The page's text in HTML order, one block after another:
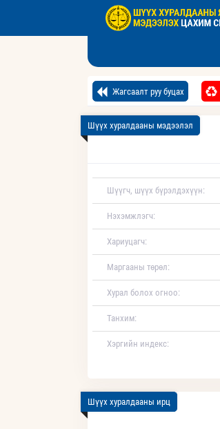
Жагсаалт руу буцах
Шүүх хуралдааны мэдээлэл
Шүүгч, шүүх бүрэлдэхүүн:
Нэхэмжлэгч:
Хариуцагч:
Маргааны төрөл:
Хурал болох огноо:
Танхим:
Хэргийн индекс:
Шүүх хуралдааны ирц